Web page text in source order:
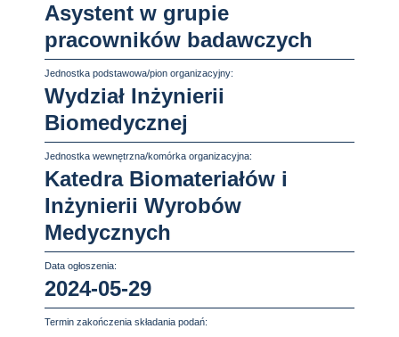
Asystent w grupie
pracowników badawczych
Jednostka podstawowa/pion organizacyjny:
Wydział Inżynierii
Biomedycznej
Jednostka wewnętrzna/komórka organizacyjna:
Katedra Biomateriałów i
Inżynierii Wyrobów
Medycznych
Data ogłoszenia:
2024-05-29
Termin zakończenia składania podań: